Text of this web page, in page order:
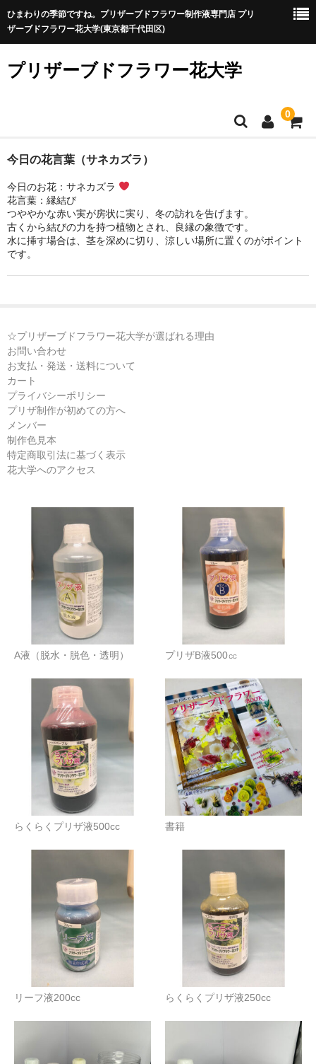
ひまわりの季節ですね。プリザーブドフラワー制作液専門店 プリ
ザーブドフラワー花大学(東京都千代田区)
プリザーブドフラワー花大学
0
プリザ制作が初めての方
プリザ制作が初めての方へ
プリザーブドフラワーに向いている？特徴と制作時のポイン
ト
制作液を選ぶ
らくらくプリザ液
リーフ液
プリザーブドフラワー書籍
講習会レッスン
カートを見る
プリザ制作教室
花大学へのアクセス
今日の花言葉（サネカズラ）
今日のお花：サネカズラ
花言葉：縁結び
つややかな赤い実が房状に実り、冬の訪れを告げます。
古くから結びの力を持つ植物とされ、良縁の象徴です。
水に挿す場合は、茎を深めに切り、涼しい場所に置くのがポイント
です。
☆プリザーブドフラワー花大学が選ばれる理由
お問い合わせ
お支払・発送・送料について
カート
プライバシーポリシー
プリザ制作が初めての方へ
メンバー
制作色見本
特定商取引法に基づく表示
花大学へのアクセス
A液（脱水・脱色・透明） プリザB液500㏄
らくらくプリザ液500cc 書籍
リーフ液200cc らくらくプリザ液250cc